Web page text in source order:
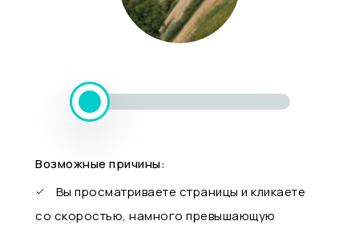
Возможные причины:
Вы просматриваете страницы и кликаете
со скоростью, намного превышающую